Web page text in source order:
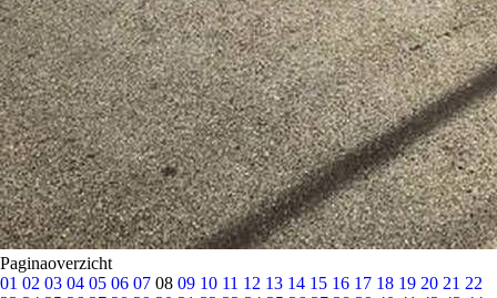
Paginaoverzicht
01 02 03 04 05 06 07 08 09 10 11 12 13 14 15 16 17 18 19 20 21 22